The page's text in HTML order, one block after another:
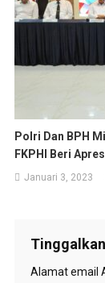
Polri Dan BPH
FKPHI Beri
Januari 3, 2023
Alamat email